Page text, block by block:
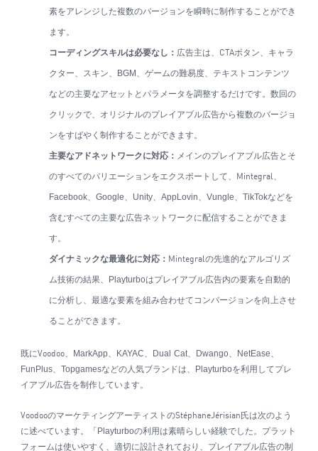
素をアレンジした複数のバージョンを瞬時に制作することができ
ます。
コーディングスキルは必要なし： 広告主は、 CTAボタン、キャラ
クター、スキン、 BGM 、ゲームの難易度、テキストコンテンツ
などの主要なアセットとパラメータを調整するだけです。数回の
クリックで、オリジナルのプレイアブル広告から複数のバージョ
ンをすばやく制作することができます。
主要なアドネットワークに対応： メインのプレイアブル広告とそ
のすべてのバリエーションをエクスポートして、 Mintegral
Facebook、 Google Unity、 AppLovin Vungle TikTokなどを
含むすべての主要な広告ネットワークに配信することができま
す。
ダイナミックな最適化に対応： Mintegralの先進的なアルゴリズ
ム技術の結果、 Playturboはプレイアブル広告内の要素を自動的
に分析し、最適な要素を組み合わせてコンバージョンを向上させ
ることができます。
既にVoodoo、 MarkApp、 KAYAC Dual Cat、 Dwango、 NetEase
FunPlus、 Topgamesなどの人気ブランドは、 Playturboを利用してプレ
イアブル広告を制作しています。
Voodooのマーケティングアーティスト のStéphaneJérisian氏は次のよう
に述べています。「Playturboの利用は素晴らしい経験でした。プラット
フォームは使いやすく、適切に設計されており、プレイアブル広告の制